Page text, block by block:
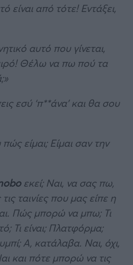
είναι από τότε! Εντάξει,
αυτό που γίνεται,
Θέλω να πω πού τα
εσύ ‘π**άνα’ και θα σου
είμαι; Είμαι σαν την
εκεί; Ναι, να σας πω,
ταινίες που μας είπε η
Πώς μπορώ να μπω; Τι
Τι είναι; Πλατφόρμα;
Α, κατάλαβα. Ναι, όχι,
και πότε μπορώ να τις